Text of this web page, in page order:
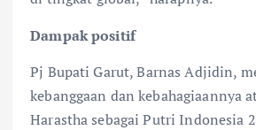
Dampak positif
Pj Bupati Garut, Barnas Adjidin,
kebanggaan dan kebahagiaannya
Harastha sebagai Putri Indonesia